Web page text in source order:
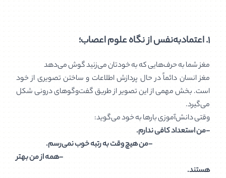
۱. اعتمادبه‌نفس از نگاه علوم اعصاب؛
مغز شما به حرف‌هایی که به خودتان می‌زنید گوش می‌دهد
مغز انسان دائماً در حال پردازش اطلاعات و ساختن تصویری از خود
است. بخش مهمی از این تصویر از طریق گفت‌وگوهای درونی شکل
می‌گیرد.
وقتی دانش‌آموزی بارها به خود می‌گوید:
-من استعداد کافی ندارم.
-من هیچ وقت به رتبه خوب نمی‌رسم.
-همه از من بهتر
هستند.